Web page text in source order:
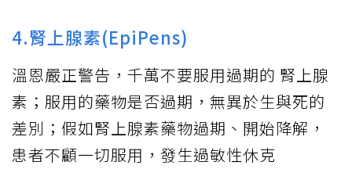
4.腎上腺素(EpiPens)
溫恩嚴正警告，千萬不要服用過期的 腎上腺
素；服用的藥物是否過期，無異於生與死的
差別；假如腎上腺素藥物過期、開始降解，
患者不顧一切服用，發生過敏性休克